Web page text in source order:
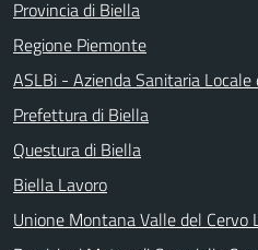
Provincia di Biella
Regione Piemonte
ASLBi - Azienda Sanitaria Locale
Prefettura di Biella
Questura di Biella
Biella Lavoro
Unione Montana Valle del Cervo